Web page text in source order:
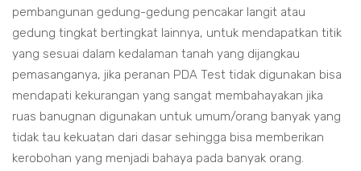
pembangunan gedung-gedung pencakar langit atau
gedung tingkat bertingkat lainnya, untuk mendapatkan titik
yang sesuai dalam kedalaman tanah yang dijangkau
pemasanganya, jika peranan PDA Test tidak digunakan bisa
mendapati kekurangan yang sangat membahayakan jika
ruas banugnan digunakan untuk umum/orang banyak yang
tidak tau kekuatan dari dasar sehingga bisa memberikan
kerobohan yang menjadi bahaya pada banyak orang.